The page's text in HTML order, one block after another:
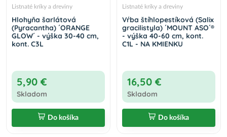
Listnaté kríky a dreviny
Hlohyňa šarlátová
(Pyracantha) ´ORANGE
GLOW´ - výška 30-40 cm,
kont. C3L
5,90 €
Skladom
Do košíka
Listnaté kríky a dreviny
Vŕba štíhlopestíková (Salix
gracilistyla) ´MOUNT ASO´®
- výška 40-60 cm, kont.
C1L - NA KMIENKU
16,50 €
Skladom
Do košíka